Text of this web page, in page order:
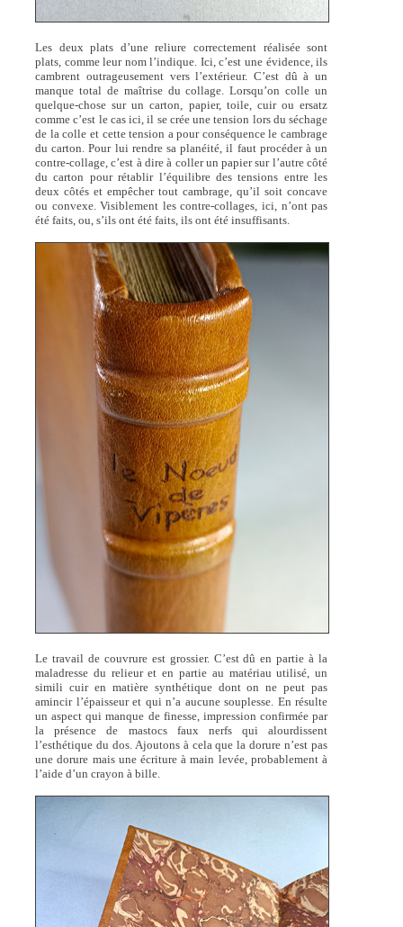
Les deux plats d’une reliure correctement réalisée sont
plats, comme leur nom l’indique. Ici, c’est une évidence, ils
cambrent outrageusement vers l’extérieur. C’est dû à un
manque total de maîtrise du collage. Lorsqu’on colle un
quelque-chose sur un carton, papier, toile, cuir ou ersatz
comme c’est le cas ici, il se crée une tension lors du séchage
de la colle et cette tension a pour conséquence le cambrage
du carton. Pour lui rendre sa planéité, il faut procéder à un
contre-collage, c’est à dire à coller un papier sur l’autre côté
du carton pour rétablir l’équilibre des tensions entre les
deux côtés et empêcher tout cambrage, qu’il soit concave
ou convexe. Visiblement les contre-collages, ici, n’ont pas
été faits, ou, s’ils ont été faits, ils ont été insuffisants.
Le travail de couvrure est grossier. C’est dû en partie à la
maladresse du relieur et en partie au matériau utilisé, un
simili cuir en matière synthétique dont on ne peut pas
amincir l’épaisseur et qui n’a aucune souplesse. En résulte
un aspect qui manque de finesse, impression confirmée par
la présence de mastocs faux nerfs qui alourdissent
l’esthétique du dos. Ajoutons à cela que la dorure n’est pas
une dorure mais une écriture à main levée, probablement à
l’aide d’un crayon à bille.